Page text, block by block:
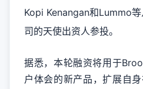
Kopi Kenangan和Lummo
司的天使出资人参投。
据悉，本轮融资将用于
户体会的新产品，扩展自